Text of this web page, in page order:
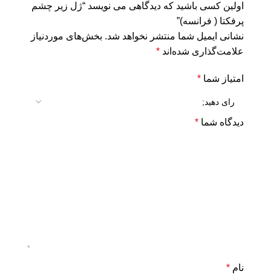
اولین کسی باشید که دیدگاهی می نویسد “ژل زیر چشم
پرفکتا ( فرانسه)”
نشانی ایمیل شما منتشر نخواهد شد. بخش‌های موردنیاز
علامت‌گذاری شده‌اند *
امتیاز شما *
دیدگاه شما *
نام *